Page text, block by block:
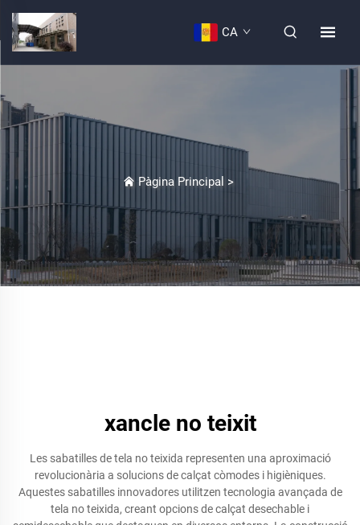
CA
Pàgina Principal >
xancle no teixit
Les sabatilles de tela no teixida representen una aproximació
revolucionària a solucions de calçat còmodes i higièniques.
Aquestes sabatilles innovadores utilitzen tecnologia avançada de
tela no teixida, creant opcions de calçat desechable i